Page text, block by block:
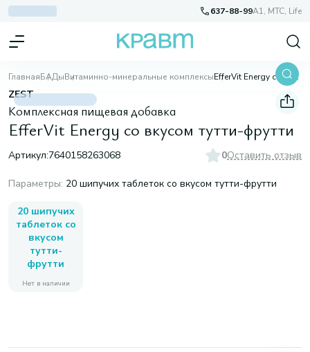
637-88-99A1, МТС, Life
ГлавнаяБАДыВитаминно-минеральные комплексы EfferVit Energy со вкусом тутти-фрутти
ZEST
Комплексная пищевая добавка
EfferVit Energy со вкусом тутти-фрутти
Артикул:7640158263068 0Оставить отзыв
Параметры: 20 шипучих таблеток со вкусом тутти-фрутти
20 шипучих
таблеток со
вкусом
тутти-
фрутти
Нет в наличии